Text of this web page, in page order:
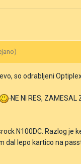
so odrabljeni
NE NI RES, ZAMESAL
N100DC. Razlog je
dal lepo kartico na